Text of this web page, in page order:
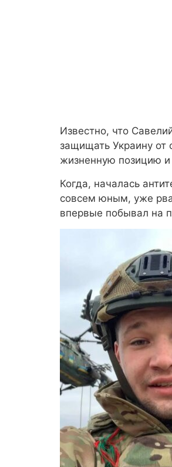
Известно, что
защищать Украину
жизненную позицию
Когда, началась
совсем юным, уже
впервые побывал на